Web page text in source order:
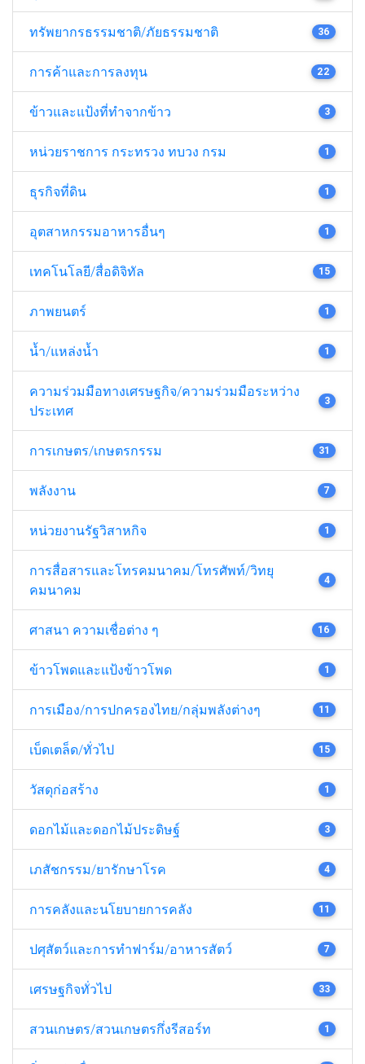
ทรัพยากรธรรมชาติ/ภัยธรรมชาติ 36
การค้าและการลงทุน 22
ข้าวและแป้งที่ทำจากข้าว 3
หน่วยราชการ กระทรวง ทบวง กรม 1
ธุรกิจที่ดิน 1
อุตสาหกรรมอาหารอื่นๆ 1
เทคโนโลยี/สื่อดิจิทัล 15
ภาพยนตร์ 1
น้ำ/แหล่งน้ำ 1
ความร่วมมือทางเศรษฐกิจ/ความร่วมมือระหว่าง
ประเทศ
3
การเกษตร/เกษตรกรรม 31
พลังงาน 7
หน่วยงานรัฐวิสาหกิจ 1
การสื่อสารและโทรคมนาคม/โทรศัพท์/วิทยุ
คมนาคม
4
ศาสนา ความเชื่อต่าง ๆ 16
ข้าวโพดและแป้งข้าวโพด 1
การเมือง/การปกครองไทย/กลุ่มพลังต่างๆ 11
เบ็ดเตล็ด/ทั่วไป 15
วัสดุก่อสร้าง 1
ดอกไม้และดอกไม้ประดิษฐ์ 3
เภสัชกรรม/ยารักษาโรค 4
การคลังและนโยบายการคลัง 11
ปศุสัตว์และการทำฟาร์ม/อาหารสัตว์ 7
เศรษฐกิจทั่วไป 33
สวนเกษตร/สวนเกษตรกึ่งรีสอร์ท 1